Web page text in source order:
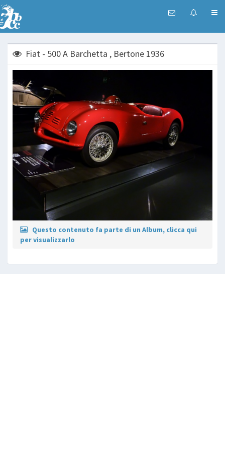
Fiat - 500 A Barchetta , Bertone 1936
Questo contenuto fa parte di un Album, clicca qui
per visualizzarlo